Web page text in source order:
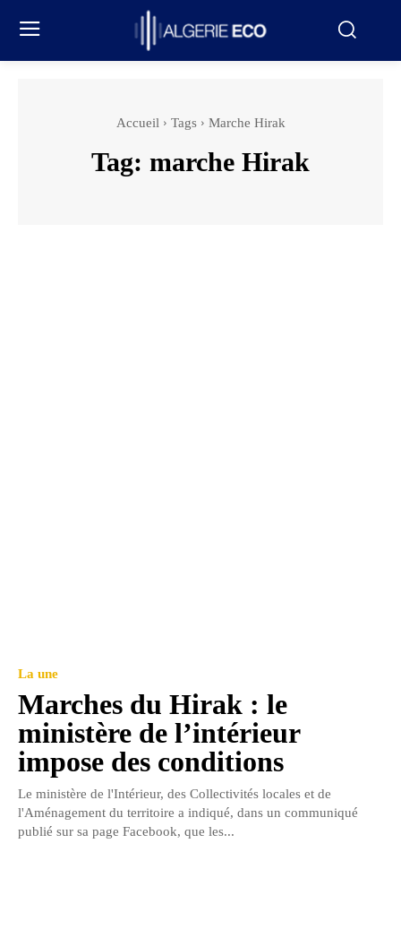
Accueil Tags Marche Hirak
Tag: marche Hirak
La une
Marches du Hirak : le
ministère de l’intérieur
impose des conditions
Le ministère de l'Intérieur, des Collectivités locales et de
l'Aménagement du territoire a indiqué, dans un communiqué
publié sur sa page Facebook, que les...